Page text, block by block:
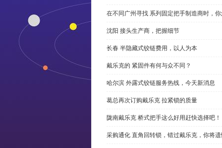
在不同广州寻找 系列固定把手制造商时，
沈阳 接头生产商，把握细节
长春 半隐藏式铰链费用，以人为本
戴乐克的 紧固件有何与众不同？
哈尔滨 外露式铰链服务热线，今天新消息
葛总再次订购戴乐克 拉紧锁的质量
陇南戴乐克 桥式把手这么好用赶快选择吧！
采购通化 直角回转锁，错过戴乐克，你将